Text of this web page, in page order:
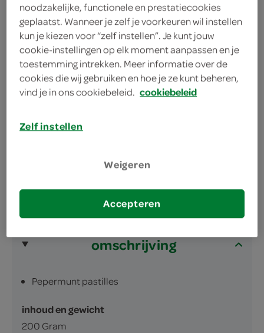
klassieke pepermunt voor een frisse mond na koffie,
lunch of etentje
hiermee heb je altijd genoeg verfrissing bij de
hand
koffie of als toetje na een restaurantbezoek
omschrijving
Pepermunt pastilles
inhoud en gewicht
200 Gram
noodzakelijke, functionele en prestatiecookies
geplaatst. Wanneer je zelf je voorkeuren wil instellen
kun je kiezen voor “zelf instellen”. Je kunt jouw
cookie-instellingen op elk moment aanpassen en je
toestemming intrekken. Meer informatie over de
cookies die wij gebruiken en hoe je ze kunt beheren,
vind je in ons cookiebeleid. cookiebeleid
Zelf instellen
Weigeren
Accepteren